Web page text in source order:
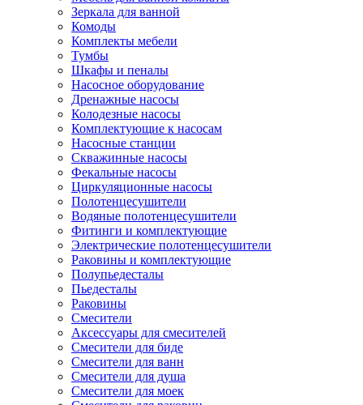
Зеркала для ванной
Комоды
Комплекты мебели
Тумбы
Шкафы и пеналы
Насосное оборудование
Дренажные насосы
Колодезные насосы
Комплектующие к насосам
Насосные станции
Скважинные насосы
Фекальные насосы
Циркуляционные насосы
Полотенцесушители
Водяные полотенцесушители
Фитинги и комплектующие
Электрические полотенцесушители
Раковины и комплектующие
Полупьедесталы
Пьедесталы
Раковины
Смесители
Аксессуары для смесителей
Смесители для биде
Смесители для ванн
Смесители для душа
Смесители для моек